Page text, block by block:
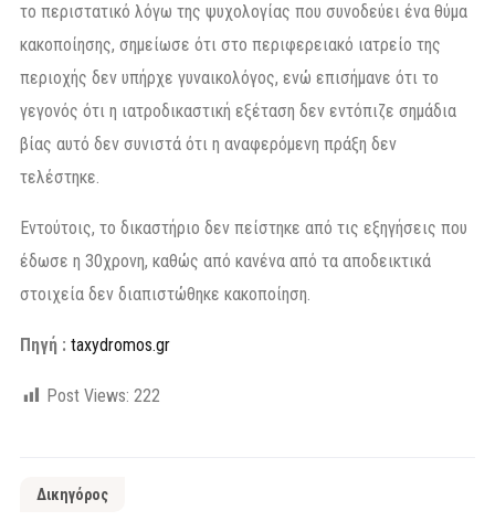
το περιστατικό λόγω της ψυχολογίας που συνοδεύει ένα θύμα
κακοποίησης, σημείωσε ότι στο περιφερειακό ιατρείο της
περιοχής δεν υπήρχε γυναικολόγος, ενώ επισήμανε ότι το
γεγονός ότι η ιατροδικαστική εξέταση δεν εντόπιζε σημάδια
βίας αυτό δεν συνιστά ότι η αναφερόμενη πράξη δεν
τελέστηκε.
Εντούτοις, το δικαστήριο δεν πείστηκε από τις εξηγήσεις που
έδωσε η 30χρονη, καθώς από κανένα από τα αποδεικτικά
στοιχεία δεν διαπιστώθηκε κακοποίηση.
Πηγή : taxydromos.gr
Post Views: 222
Δικηγόρος